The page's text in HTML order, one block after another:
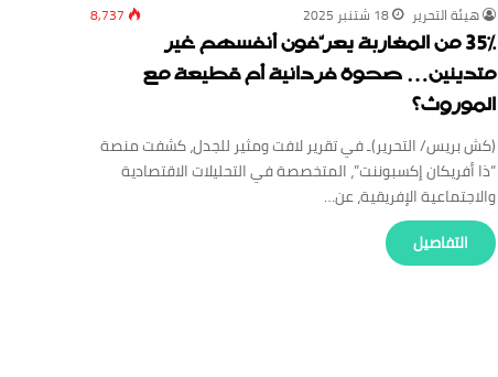
‏هيئة ‏التحرير 18 شتنبر 2025 8,737
35% من المغاربة يعرّفون أنفسهم غير
متدينين… صحوة فردانية أم قطيعة مع
الموروث؟
(كش بريس/ التحرير)ـ في تقرير لافت ومثير للجدل، كشفت منصة
“ذا أفريكان إكسبوننت”، المتخصصة في التحليلات الاقتصادية
والاجتماعية الإفريقية، عن…
‏التفاصيل